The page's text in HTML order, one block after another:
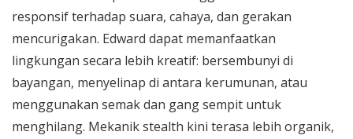
responsif terhadap suara, cahaya, dan gerakan
mencurigakan. Edward dapat memanfaatkan
lingkungan secara lebih kreatif: bersembunyi di
bayangan, menyelinap di antara kerumunan, atau
menggunakan semak dan gang sempit untuk
menghilang. Mekanik stealth kini terasa lebih organik,